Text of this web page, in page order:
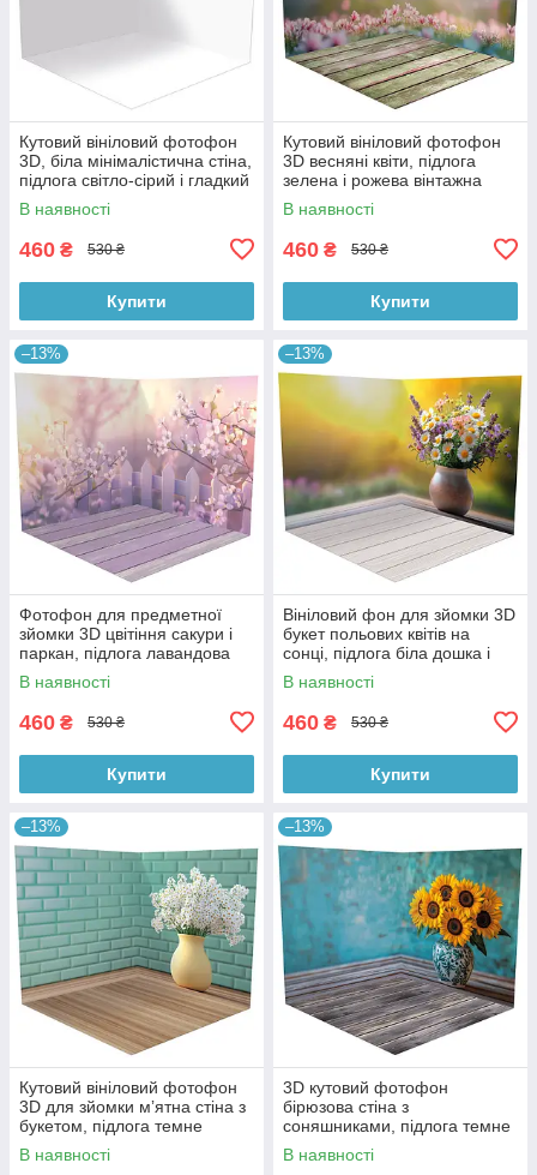
Кутовий вініловий фотофон
3D, біла мінімалістична стіна,
підлога світло-сірий і гладкий
бетон, 50×50 см, №58301
В наявності
460 ₴ 530 ₴
Купити
Кутовий вініловий фотофон
3D весняні квіти, підлога
зелена і рожева вінтажна
дошка, 50×50 см, №58615
В наявності
460 ₴ 530 ₴
Купити
–13%
Фотофон для предметної
зйомки 3D цвітіння сакури і
паркан, підлога лавандова
дошка і дерево, 50×50 см,
№58616
В наявності
460 ₴ 530 ₴
Купити
–13%
Вініловий фон для зйомки 3D
букет польових квітів на
сонці, підлога біла дошка і
тепле дерево, 50×50 см,
№58617
В наявності
460 ₴ 530 ₴
Купити
–13%
Кутовий вініловий фотофон
3D для зйомки мʼятна стіна з
букетом, підлога темне
дерево, 50×50 см, №58620
В наявності
–13%
3D кутовий фотофон
бірюзова стіна з
соняшниками, підлога темне
дерево і блакитні дошки,
50×50 см, №58628
В наявності